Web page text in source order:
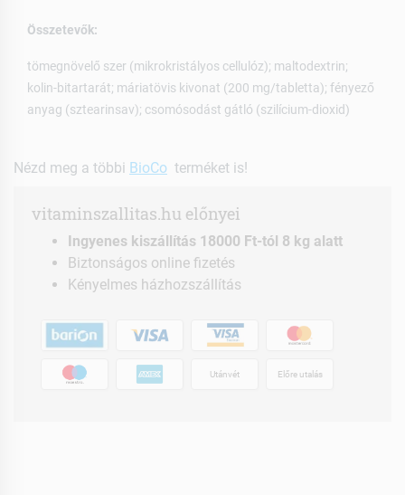
Összetevők:
tömegnövelő szer (mikrokristályos cellulóz); maltodextrin;
kolin-bitartarát; máriatövis kivonat (200 mg/tabletta); fényező
anyag (sztearinsav); csomósodást gátló (szilícium-dioxid)
Nézd meg a többi BioCo terméket is!
vitaminszallitas.hu előnyei
Ingyenes kiszállítás 18000 Ft-tól 8 kg alatt
Biztonságos online fizetés
Kényelmes házhozszállítás
Utánvét Előre utalás